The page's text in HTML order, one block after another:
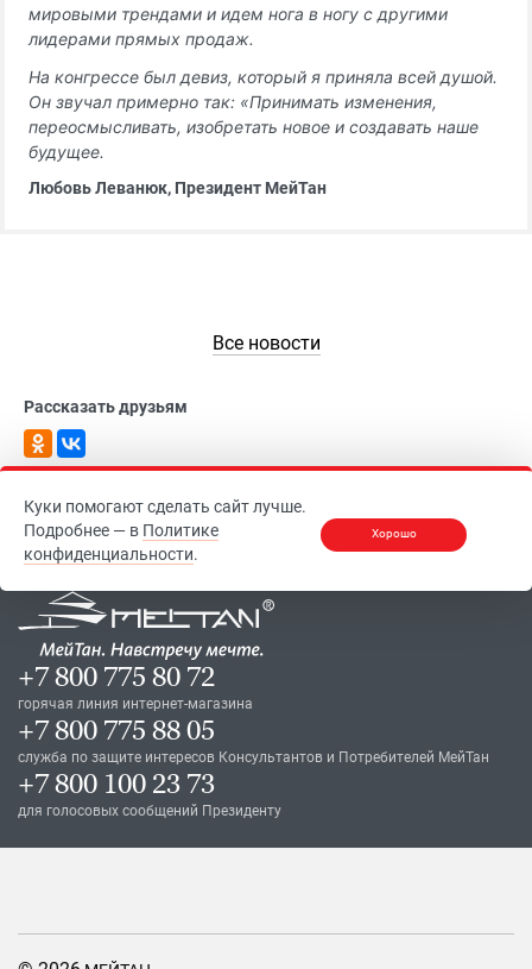
мировыми трендами и идем нога в ногу с другими
лидерами прямых продаж.
На конгрессе был девиз, который я приняла всей душой.
Он звучал примерно так: «Принимать изменения,
переосмысливать, изобретать новое и создавать наше
будущее.
Любовь Леванюк, Президент МейТан
Все новости
Рассказать друзьям
+7 800 775 80 72
горячая линия интернет-магазина
+7 800 775 88 05
служба по защите интересов Консультантов и Потребителей МейТан
+7 800 100 23 73
для голосовых сообщений Президенту
Куки помогают сделать сайт лучше.
Подробнее — в Политике
конфиденциальности.
Хорошо